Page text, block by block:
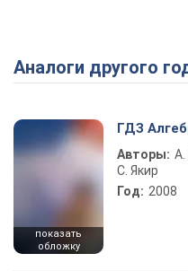
Аналоги другого
показать
обложку
ГДЗ
Авторы: А.
С. Якир
Год: 2008